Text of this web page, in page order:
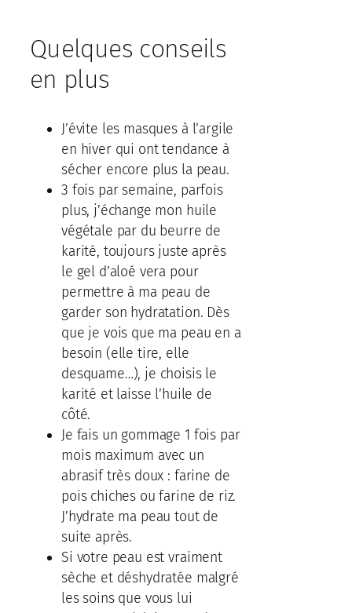
Quelques conseils
en plus
J’évite les masques à l’argile
en hiver qui ont tendance à
sécher encore plus la peau.
3 fois par semaine, parfois
plus, j’échange mon huile
végétale par du beurre de
karité, toujours juste après
le gel d’aloé vera pour
permettre à ma peau de
garder son hydratation. Dès
que je vois que ma peau en a
besoin (elle tire, elle
desquame…), je choisis le
karité et laisse l’huile de
côté.
Je fais un gommage 1 fois par
mois maximum avec un
abrasif très doux : farine de
pois chiches ou farine de riz.
J’hydrate ma peau tout de
suite après.
Si votre peau est vraiment
sèche et déshydratée malgré
les soins que vous lui